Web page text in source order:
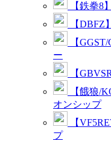
【鉄拳8
【DBFZ
【
ー
【
【餓狼/
オンシップ
【
プ